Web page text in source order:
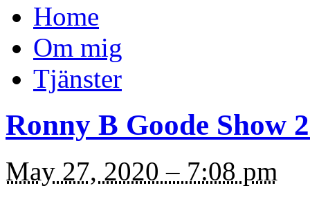
Home
Om mig
Tjänster
Ronny B Goode Show
May 27, 2020 – 7:08 pm